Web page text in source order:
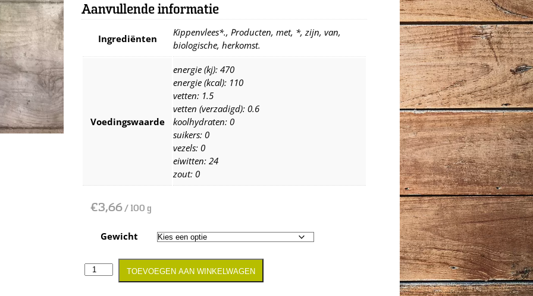
Aanvullende informatie
Ingrediënten
Kippenvlees*., Producten, met, *, zijn, van,
biologische, herkomst.
Voedingswaarde
energie (kj): 470
energie (kcal): 110
vetten: 1.5
vetten (verzadigd): 0.6
koolhydraten: 0
suikers: 0
vezels: 0
eiwitten: 24
zout: 0
€3,66/ 100 g
Gewicht
TOEVOEGEN AAN WINKELWAGEN